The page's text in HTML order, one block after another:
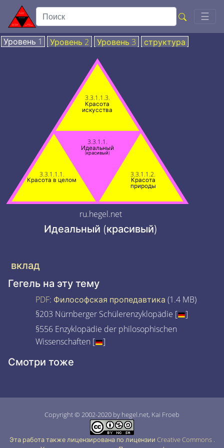
☰
Уровень 1 Уровень 2 Уровень 3 структура
3.3.1.1.
Идеальный
(красивый)
3.3.1.1.1.
Красота в целом
3.3.1.1.2.
Красота
природы
3.3.1.1.3.
Красота
искусства
ru.hegel.net
Идеальный (красивый)
вклад
Гегель на эту тему
PDF: Философская пропедавтика (1.4 MB)
§203 Nürnberger Schülerenzyklopädie [
]
§556 Enzyklopädie der philosophischen
Wissenschaften [
]
Смотри тоже
Copyright © 2002-2020 by hegel.net, Kai Froeb
Эта работа также лицензирована по лицензии Creative Commons .